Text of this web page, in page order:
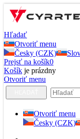
Hľadať
Otvoriť menu
Česky (CZK)
Prejsť na košík0
Košík je prázdny
Otvoriť menu
Otvoriť menu
Česky (CZK)